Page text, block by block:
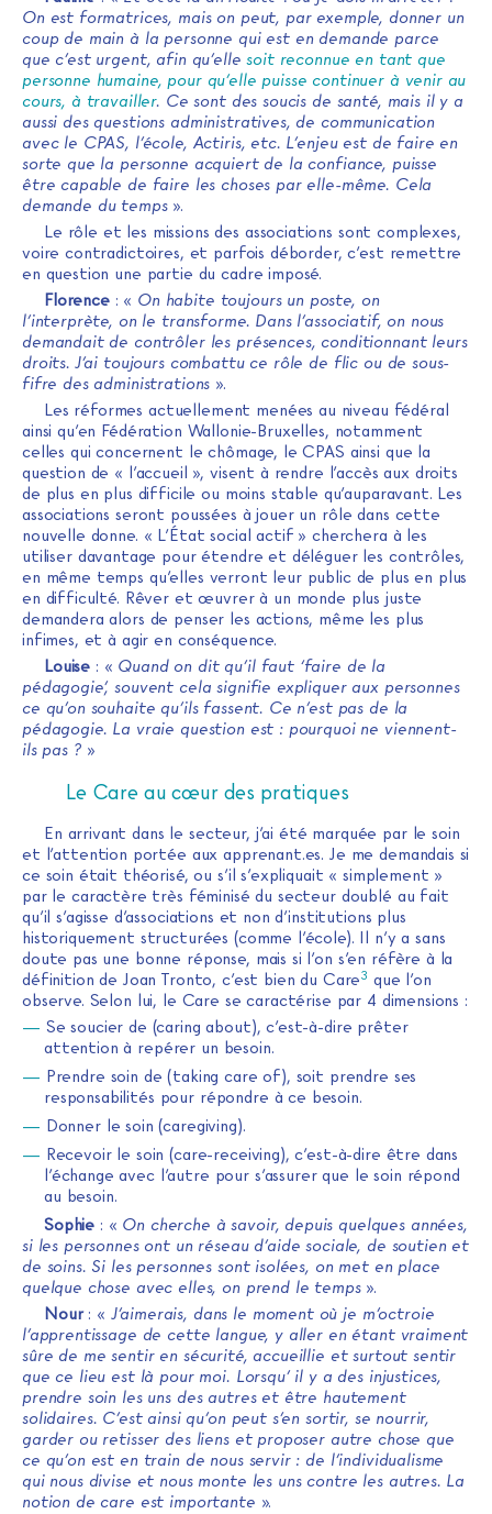
On est formatrices, mais on peut, par exemple, donner un
coup de main à la personne qui est en demande parce
que c’est urgent, afin qu’ellesoit reconnue en tant que
personne humaine, pour qu’elle puisse continuer à venir au
cours, à travailler. Ce sont des soucis de santé, mais il y a
aussi des questions administratives, de communication
avec le CPAS, l’école, Actiris, etc. L’enjeu est de faire en
sorte que la personne acquiert de la confiance, puisse
être capable de faire les choses par elle-même. Cela
demande du temps».
Le rôle et les missions des associations sont complexes,
voire contradictoires, et parfois déborder, c’est remettre
en question une partie du cadre imposé.
Florence: « On habite toujours un poste, on
l’interprète, on le transforme. Dans l’associatif, on nous
demandait de contrôler les présences, conditionnant leurs
droits. J’ai toujours combattu ce rôle de flic ou de sous-
fifre des administrations ».
Les réformes actuellement menées au niveau fédéral
ainsi qu’en Fédération Wallonie-Bruxelles, notamment
celles qui concernent le chômage, le CPAS ainsi que la
question de « l’accueil », visent à rendre l’accès aux droits
de plus en plus difficile ou moins stable qu’auparavant. Les
associations seront poussées à jouer un rôle dans cette
nouvelle donne. « L’État social actif » cherchera à les
utiliser davantage pour étendre et déléguer les contrôles,
en même temps qu’elles verront leur public de plus en plus
en difficulté. Rêver et œuvrer à un monde plus juste
demandera alors de penser les actions, même les plus
infimes, et à agir en conséquence.
Louise : « Quand on dit qu’il faut ‘faire de la
pédagogie’, souvent cela signifie expliquer aux personnes
ce qu’on souhaite qu’ils fassent. Ce n’est pas de la
pédagogie. La vraie question est : pourquoi ne viennent-
ils pas ?»
Le Care au cœur des pratiques
En arrivant dans le secteur, j’ai été marquée par le soin
et l’attention portée aux apprenant.es. Je me demandais si
ce soin était théorisé, ou s’il s’expliquait « simplement »
par le caractère très féminisé du secteur doublé au fait
qu’il s’agisse d’associations et non d’institutions plus
historiquement structurées (comme l’école). Il n’y a sans
doute pas une bonne réponse, mais si l’on s’en réfère à la
définition de Joan Tronto, c’est bien du Care3 que l’on
observe. Selon lui, le Care se caractérise par 4 dimensions :
Se soucier de (caring about), c’est-à-dire prêter
attention à repérer un besoin.
Prendre soin de (taking care of), soit prendre ses
responsabilités pour répondre à ce besoin.
Donner le soin (caregiving).
Recevoir le soin (care-receiving), c’est-à-dire être dans
l’échange avec l’autre pour s’assurer que le soin répond
au besoin.
Sophie : « On cherche à savoir, depuis quelques années,
si les personnes ont un réseau d’aide sociale, de soutien et
de soins. Si les personnes sont isolées, on met en place
quelque chose avec elles, on prend le temps».
Nour: « J’aimerais, dans le moment où je m’octroie
l’apprentissage de cette langue, y aller en étant vraiment
sûre de me sentir en sécurité, accueillie et surtout sentir
que ce lieu est là pour moi. Lorsqu’ il y a des injustices,
prendre soin les uns des autres et être hautement
solidaires. C’est ainsi qu’on peut s’en sortir, se nourrir,
garder ou retisser des liens et proposer autre chose que
ce qu’on est en train de nous servir : de l’individualisme
qui nous divise et nous monte les uns contre les autres. La
notion de care est importante ».